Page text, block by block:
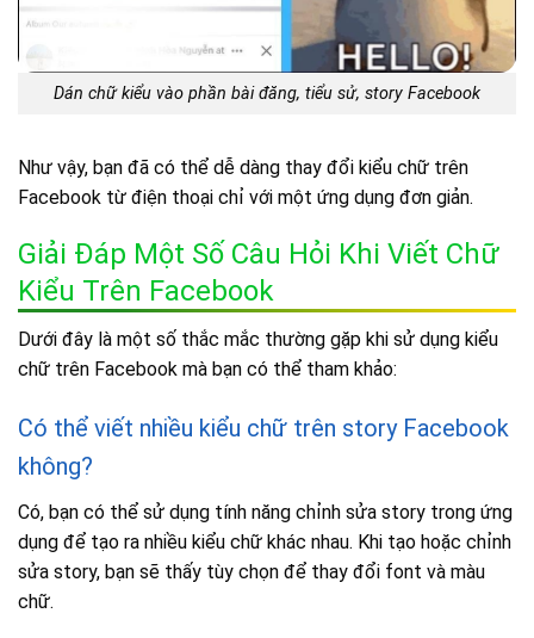
Dán chữ kiểu vào phần bài đăng, tiểu sử, story Facebook
Như vậy, bạn đã có thể dễ dàng thay đổi kiểu chữ trên
Facebook từ điện thoại chỉ với một ứng dụng đơn giản.
Giải Đáp Một Số Câu Hỏi Khi Viết Chữ
Kiểu Trên Facebook
Dưới đây là một số thắc mắc thường gặp khi sử dụng kiểu
chữ trên Facebook mà bạn có thể tham khảo:
Có thể viết nhiều kiểu chữ trên story Facebook
không?
Có, bạn có thể sử dụng tính năng chỉnh sửa story trong ứng
dụng để tạo ra nhiều kiểu chữ khác nhau. Khi tạo hoặc chỉnh
sửa story, bạn sẽ thấy tùy chọn để thay đổi font và màu
chữ.